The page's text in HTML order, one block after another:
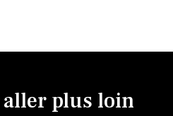
aller plus loin